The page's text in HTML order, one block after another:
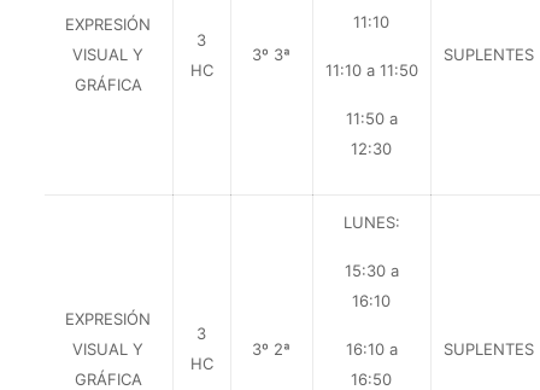
EXPRESIÓN
VISUAL Y
GRÁFICA
3
HC
3º 3ª
11:10
11:10 a 11:50
11:50 a
12:30
SUPLENTES
EXPRESIÓN
VISUAL Y
GRÁFICA
3
HC
3º 2ª
LUNES:
15:30 a
16:10
16:10 a
16:50
SUPLENTES